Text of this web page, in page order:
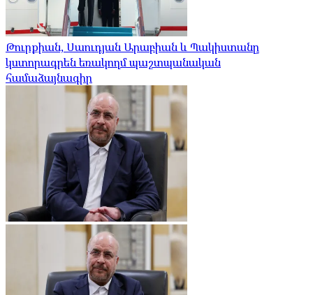
Թուրքիան, Սաուդյան Արաբիան և Պակիստանը
կստորագրեն եռակողմ պաշտպանական
համաձայնագիր